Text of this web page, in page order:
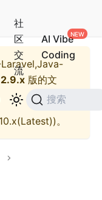
社
区
交
流
AI Vibe
Coding
搜索
2.9.x 版的文
)。